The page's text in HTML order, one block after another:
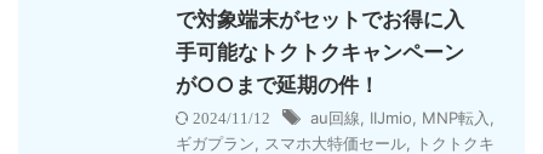
で対象端末がセットでお得に入
手可能なトクトクキャンペーン
が○○まで延期の件！
2024/11/12 au回線 IIJmio MNP転入
ギガプラン
スマホ大特価セール
トクトクキ